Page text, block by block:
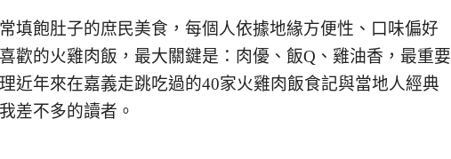
填飽肚子的庶民美食，每個人依據地緣方便性、口味偏好
歡的火雞肉飯，最大關鍵是：肉優、飯Q、雞油香，最重要
近年來在嘉義走跳吃過的40家火雞肉飯食記與當地人經典
差不多的讀者。